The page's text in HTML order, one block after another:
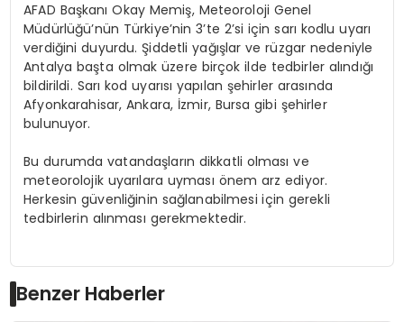
AFAD Başkanı Okay Memiş, Meteoroloji Genel
Müdürlüğü’nün Türkiye’nin 3’te 2’si için sarı kodlu uyarı
verdiğini duyurdu. Şiddetli yağışlar ve rüzgar nedeniyle
Antalya başta olmak üzere birçok ilde tedbirler alındığı
bildirildi. Sarı kod uyarısı yapılan şehirler arasında
Afyonkarahisar, Ankara, İzmir, Bursa gibi şehirler
bulunuyor.
Bu durumda vatandaşların dikkatli olması ve
meteorolojik uyarılara uyması önem arz ediyor.
Herkesin güvenliğinin sağlanabilmesi için gerekli
tedbirlerin alınması gerekmektedir.
Benzer Haberler